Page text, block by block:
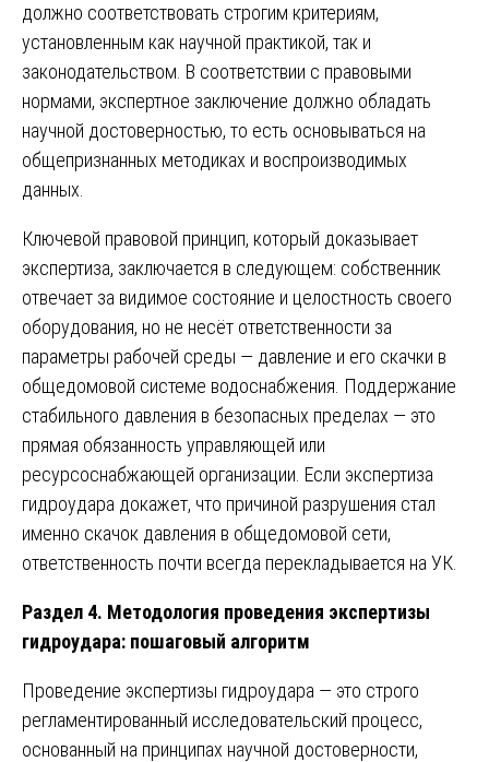
должно соответствовать строгим критериям,
установленным как научной практикой, так и
законодательством. В соответствии с правовыми
нормами, экспертное заключение должно обладать
научной достоверностью, то есть основываться на
общепризнанных методиках и воспроизводимых
данных.
Ключевой правовой принцип, который доказывает
экспертиза, заключается в следующем: собственник
отвечает за видимое состояние и целостность своего
оборудования, но не несёт ответственности за
параметры рабочей среды — давление и его скачки в
общедомовой системе водоснабжения. Поддержание
стабильного давления в безопасных пределах — это
прямая обязанность управляющей или
ресурсоснабжающей организации. Если экспертиза
гидроудара докажет, что причиной разрушения стал
именно скачок давления в общедомовой сети,
ответственность почти всегда перекладывается на УК.
Раздел 4. Методология проведения экспертизы
гидроудара: пошаговый алгоритм
Проведение экспертизы гидроудара — это строго
регламентированный исследовательский процесс,
основанный на принципах научной достоверности,